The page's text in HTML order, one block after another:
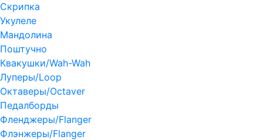
Скрипка
Укулеле
Мандолина
Поштучно
Квакушки/Wah-Wah
Луперы/Loop
Октаверы/Octaver
Педалборды
Фленджеры/Flanger
Флэнжеры/Flanger